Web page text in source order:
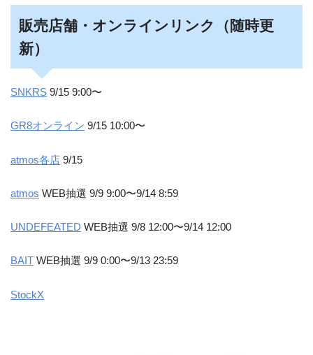
販売店舗・オンラインリンク（随時更
新）
SNKRS 9/15 9:00〜
GR8オンライン 9/15 10:00〜
atmos各店 9/15
atmos WEB抽選 9/9 9:00〜9/14 8:59
UNDEFEATED WEB抽選 9/8 12:00〜9/14 12:00
BAIT WEB抽選 9/9 0:00〜9/13 23:59
StockX